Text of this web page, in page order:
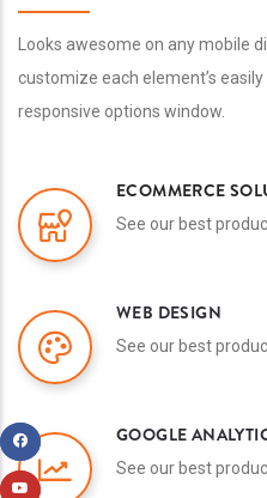
Looks awesome on any mobile
customize each element’s
responsive options window.
ECOMMERCE
See our best
WEB DESIGN
See our best
GOOGLE
See our best